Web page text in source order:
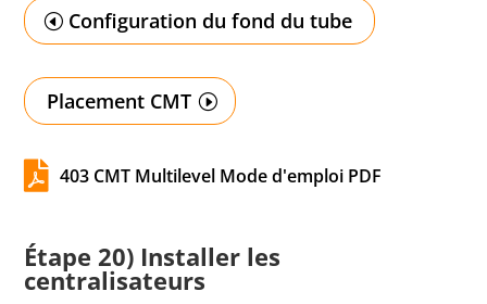
Configuration du fond du tube
Placement CMT
 403 CMT Multilevel Mode d'emploi PDF
Étape 20) Installer les
centralisateurs